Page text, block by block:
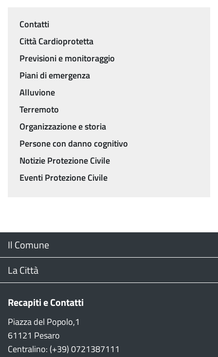
Menu
Contatti
Città Cardioprotetta
Previsioni e monitoraggio
Piani di emergenza
Alluvione
Terremoto
Organizzazione e storia
Persone con danno cognitivo
Notizie Protezione Civile
Eventi Protezione Civile
Menu
Footer
Il Comune
Il Sindaco
Consiglio Comunale
CON
La Città
Stradario
WiFi
Recapiti e Contatti
Piazza del Popolo,1
61121 Pesaro
Centralino: (+39) 0721387111